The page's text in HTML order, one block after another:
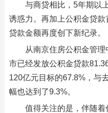
与商贷相比，5年期以
诱惑力。再加上公积金贷
贷款金额再度创下新纪录。
从南京住房公积金管
市已经发放公积金贷款
120亿元目标的67.8%，与
幅也达到了9.3%。
值得关注的是，伴随